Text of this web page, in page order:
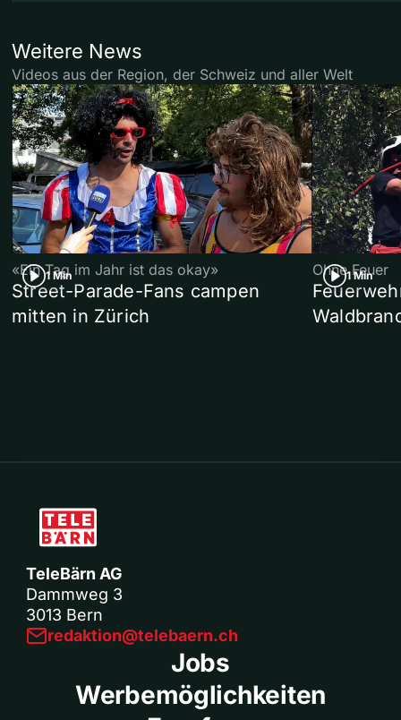
Weitere News
Videos aus der Region, der Schweiz und aller Welt
1 Min
«Ein Tag im Jahr ist das okay»
Street-Parade-Fans campen
mitten in Zürich
1 Min
Ohne Feuer
TeleBärn AG
Dammweg 3
3013 Bern
redaktion@telebaern.ch
Jobs
Werbemöglichkeiten